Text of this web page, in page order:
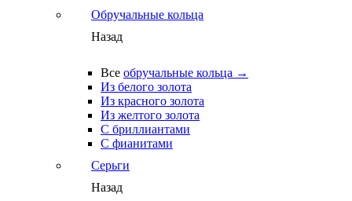
Обручальные кольца
Назад
Все обручальные кольца →
Из белого золота
Из красного золота
Из желтого золота
С бриллиантами
С фианитами
Серьги
Назад